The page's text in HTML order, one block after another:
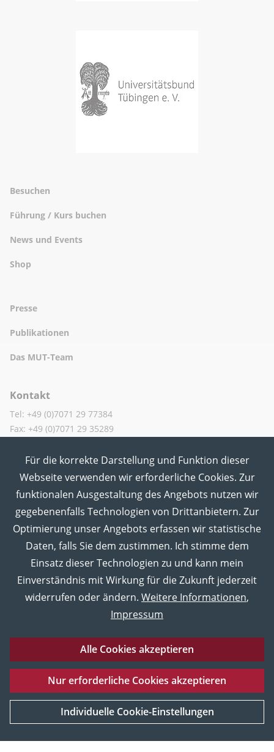
UNESCO
Weltkulturerbe
[Mehr Informationen]
Besuchen
Führung / Kurs buchen
News und Events
Shop
Presse
Publikationen
Das MUT-Team
Kontakt
Tel: +49 (0)7071 29 77384
Fax: +49 (0)7071 29 35289
MUT in den Sozialen Medien
© 2026 Museum der Universität Tübingen MUT, Tübingen,
Eberhard Karls Universität Tübingen Impressum
Datenschutz Barrierefreiheitserklärung Sitemap
Service und Material
Für die korrekte Darstellung und Funktion dieser
Webseite verwenden wir erforderliche Cookies. Zur
funktionalen Ausgestaltung des Angebots nutzen wir
gegebenenfalls Technologien von Drittanbietern. Zur
Optimierung unser Angebots erfassen wir statistische
Daten, falls Sie dem zustimmen. Ich stimme dem
Einsatz dieser Technologien zu und kann mein
Einverständnis mit Wirkung für die Zukunft jederzeit
widerrufen oder ändern. Weitere Informationen,
Impressum
Alle Cookies akzeptieren
Nur erforderliche Cookies akzeptieren
Individuelle Cookie-Einstellungen